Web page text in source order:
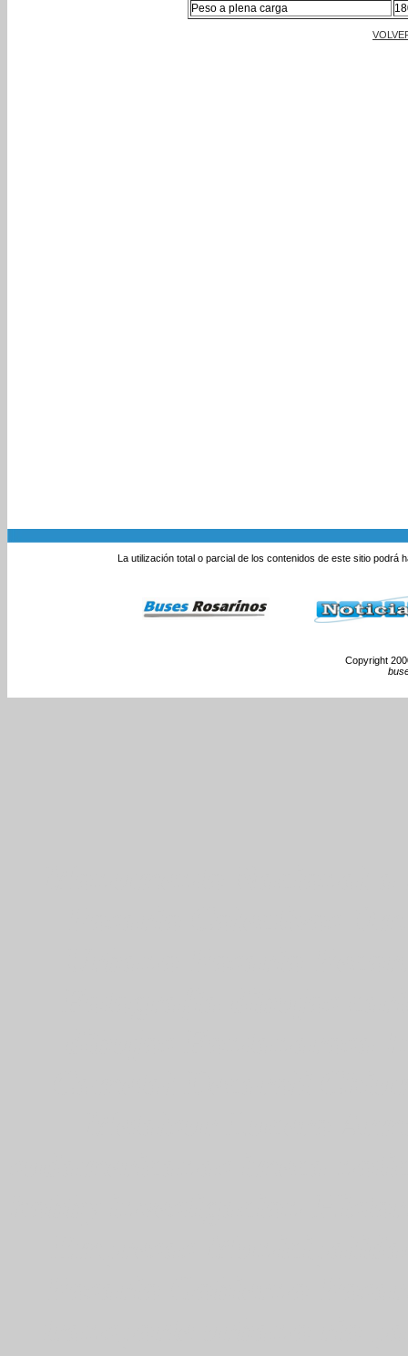
Peso a plena carga
La utilización total o parcial de los contenidos de este sitio
Copyright